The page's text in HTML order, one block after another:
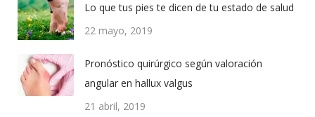
Lo que tus pies te dicen de tu estado de salud
22 mayo, 2019
Pronóstico quirúrgico según valoración
angular en hallux valgus
21 abril, 2019